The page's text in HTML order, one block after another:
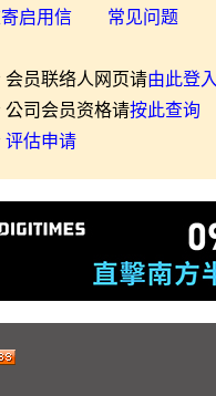
启用信 常见问题
员联络人网页请由此登入
司会员资格请按此查询
评估申请